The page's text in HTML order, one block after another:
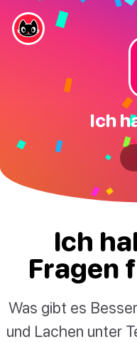
Ich
Ich
Fragen
Was gibt es
und Lachen unter